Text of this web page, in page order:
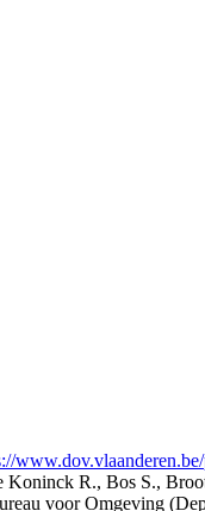
Koninck R., Bos S.,
voor Omgeving